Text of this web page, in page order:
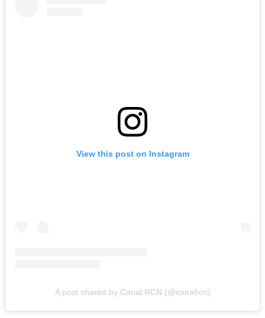
View this post on Instagram
A post shared by Canal RCN (@canalrcn)